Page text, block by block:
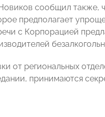
сообщил также,
предполагает
с Корпорацией
от региональных
принимаются